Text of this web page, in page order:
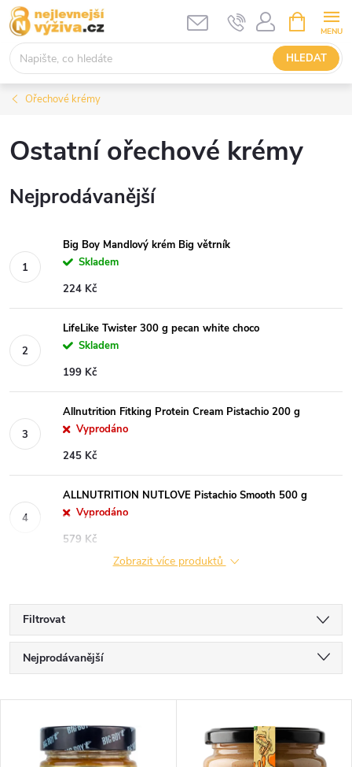
Přejít
na
obsah
HLEDAT
NÁKUPNÍ
KOŠÍK
Ořechové krémy
Ostatní ořechové krémy
Nejprodávanější
Big Boy Mandlový krém Big větrník
Skladem
224 Kč
LifeLike Twister 300 g pecan white choco
Skladem
199 Kč
Allnutrition Fitking Protein Cream Pistachio 200 g
Vyprodáno
245 Kč
ALLNUTRITION NUTLOVE Pistachio Smooth 500 g
Vyprodáno
579 Kč
Zobrazit více produktů
Filtrovat
Ř
a
Nejprodávanější
Abecedně